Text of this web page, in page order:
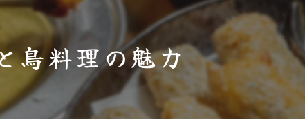
専門店
ランチ
テイクアウト
コース
鳥料理の魅力